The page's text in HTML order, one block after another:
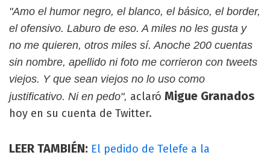
"Amo el humor negro, el blanco, el básico, el border,
el ofensivo. Laburo de eso. A miles no les gusta y
no me quieren, otros miles sí. Anoche 200 cuentas
sin nombre, apellido ni foto me corrieron con tweets
viejos. Y que sean viejos no lo uso como
justificativo. Ni en pedo", aclaró Migue Granados
hoy en su cuenta de Twitter.
LEER TAMBIÉN: El pedido de Telefe a la